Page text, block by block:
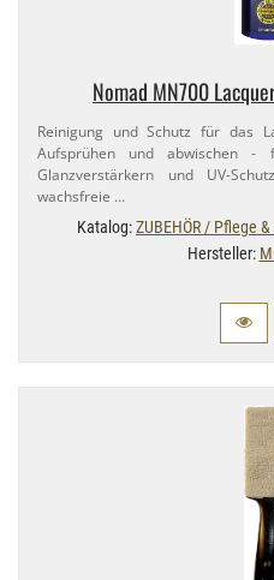
Nomad MN700
Reinigung und Schutz für das
Aufsprühen und abwischen
Glanzverstärkern und UV-​
wachsfreie …
Katalog:ZUBEHÖR / Pflege
Hersteller: